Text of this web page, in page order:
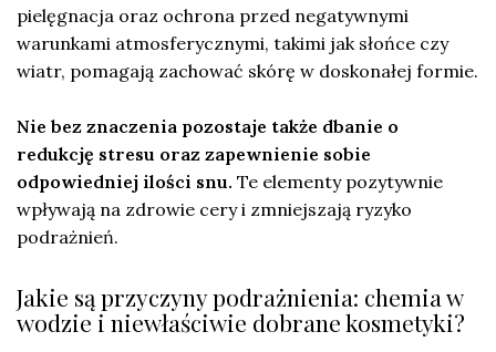
pielęgnacja oraz ochrona przed negatywnymi
warunkami atmosferycznymi, takimi jak słońce czy
wiatr, pomagają zachować skórę w doskonałej formie.
Nie bez znaczenia pozostaje także dbanie o
redukcję stresu oraz zapewnienie sobie
odpowiedniej ilości snu. Te elementy pozytywnie
wpływają na zdrowie cery i zmniejszają ryzyko
podrażnień.
Jakie są przyczyny podrażnienia: chemia w
wodzie i niewłaściwie dobrane kosmetyki?